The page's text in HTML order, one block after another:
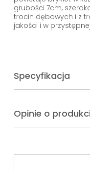
grubości 7cm,
trocin dębowych i z
jakości i w
Specyfikacja
Opinie o